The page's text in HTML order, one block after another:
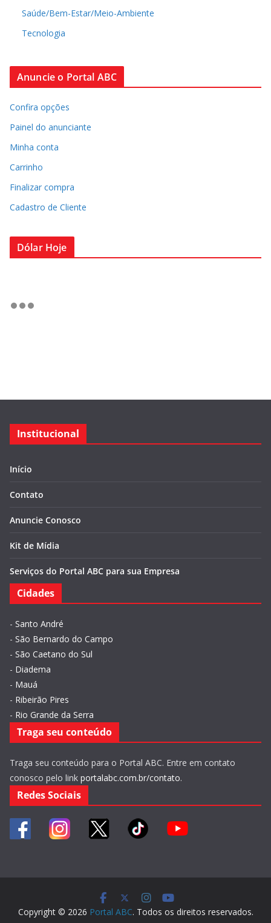
Saúde/Bem-Estar/Meio-Ambiente
Tecnologia
Anuncie o Portal ABC
Confira opções
Painel do anunciante
Minha conta
Carrinho
Finalizar compra
Cadastro de Cliente
Dólar Hoje
Institucional
Início
Contato
Anuncie Conosco
Kit de Mídia
Serviços do Portal ABC para sua Empresa
Cidades
- Santo André
- São Bernardo do Campo
- São Caetano do Sul
- Diadema
- Mauá
- Ribeirão Pires
- Rio Grande da Serra
Traga seu conteúdo
Traga seu conteúdo para o Portal ABC. Entre em contato
conosco pelo link portalabc.com.br/contato.
Redes Sociais
Copyright © 2026 Portal ABC. Todos os direitos reservados.